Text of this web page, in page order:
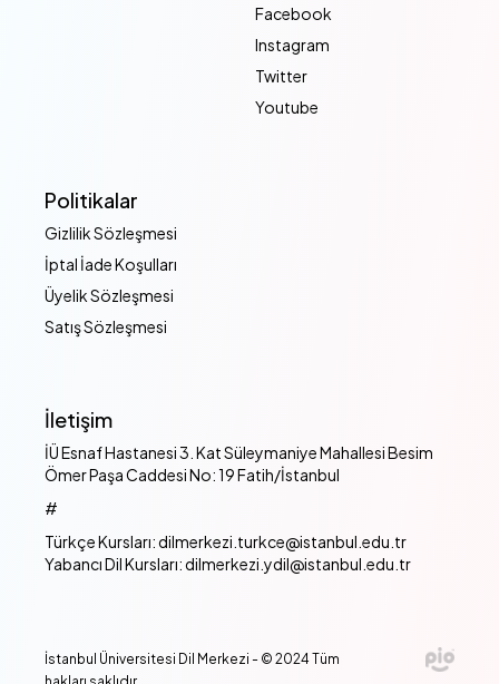
Facebook
Instagram
Twitter
Youtube
Politikalar
Gizlilik Sözleşmesi
İptal İade Koşulları
Üyelik Sözleşmesi
Satış Sözleşmesi
İletişim
İÜ Esnaf Hastanesi 3. Kat Süleymaniye Mahallesi Besim
Ömer Paşa Caddesi No: 19 Fatih/İstanbul
#
Türkçe Kursları: dilmerkezi.turkce@istanbul.edu.tr
Yabancı Dil Kursları: dilmerkezi.ydil@istanbul.edu.tr
İstanbul Üniversitesi Dil Merkezi - © 2024 Tüm